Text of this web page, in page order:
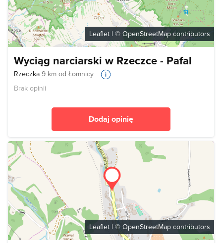
Leaflet | © OpenStreetMap contributors
Wyciąg narciarski w Rzeczce - Pafal
Rzeczka 9 km od Łomnicy
Brak opinii
Dodaj opinię
Leaflet | © OpenStreetMap contributors